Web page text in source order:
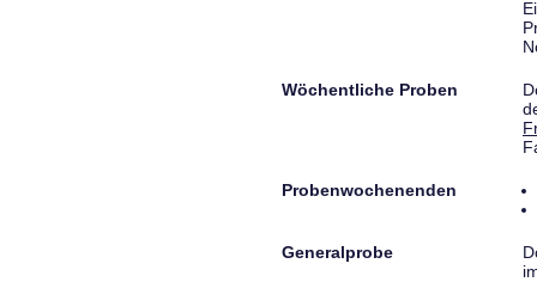
Wöchentliche Proben
Probenwochenenden
Generalprobe